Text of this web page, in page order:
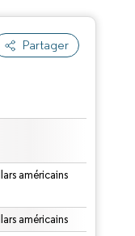
Partager
américains
américains